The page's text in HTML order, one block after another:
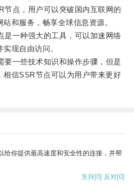
点，用户可以突破国内互联网的
和服务，畅享全球信息资源。
一种强大的工具，可以加速网络
现自由访问。
一些技术知识和操作步骤，但是
相信SSR节点可以为用户带来更好
给你提供最高速度和安全性的连接，并帮
支持[0] 反对[0]